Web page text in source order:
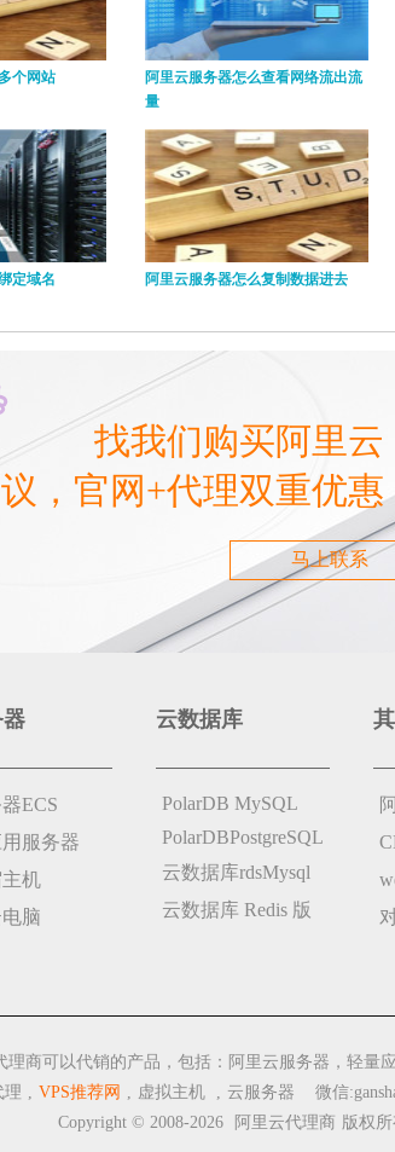
个网站
阿里云服务器怎么查看网络流出流
量
定域名 阿里云服务器怎么复制数据进去
找我们购买阿里
，官网+代理双重优惠
马上联系
ECS
服务器
机
脑
云数据库
PolarDB MySQL
PolarDBPostgreSQL
云数据库rdsMysql
云数据库 Redis 版
商可以代销的产品，包括：阿里云服务器，轻
理 , VPS推荐网 , 虚拟主机 , 云服务器
微信
Copyright © 2008-2026
阿里云代理商 版权所